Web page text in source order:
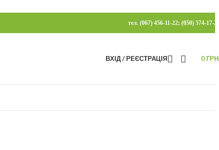
тел. (067) 456-11-22; (050) 574-17-
ВХІД / РЕЄСТРАЦІЯ 0